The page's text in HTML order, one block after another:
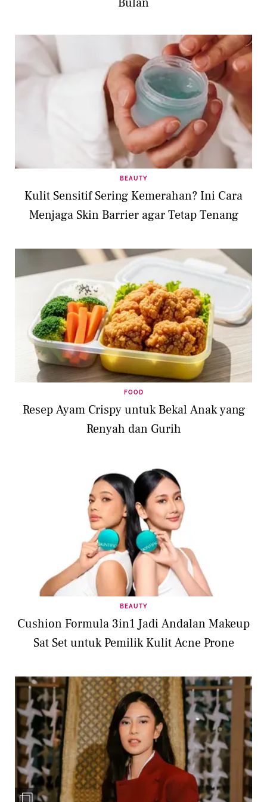
Bulan
BEAUTY
Kulit Sensitif Sering Kemerahan? Ini Cara
Menjaga Skin Barrier agar Tetap Tenang
FOOD
Resep Ayam Crispy untuk Bekal Anak yang
Renyah dan Gurih
BEAUTY
Cushion Formula 3in1 Jadi Andalan Makeup
Sat Set untuk Pemilik Kulit Acne Prone